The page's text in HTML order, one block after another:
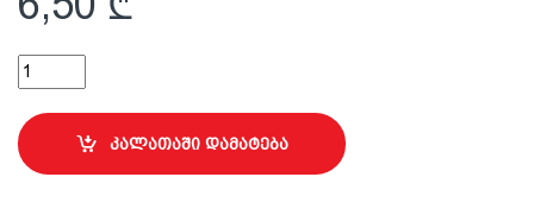
10 სმ ლილვაკი სახელურით წყალემულსიისთვის Hardstar
კალათაში დამატება